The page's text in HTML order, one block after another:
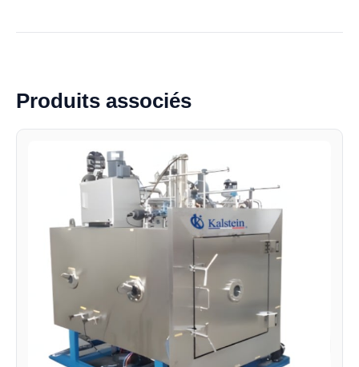
Produits associés